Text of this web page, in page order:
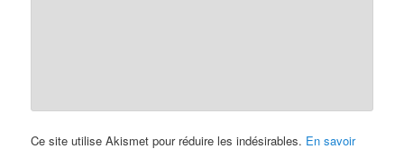
Ce site utilise Akismet pour réduire les indésirables. En savoir